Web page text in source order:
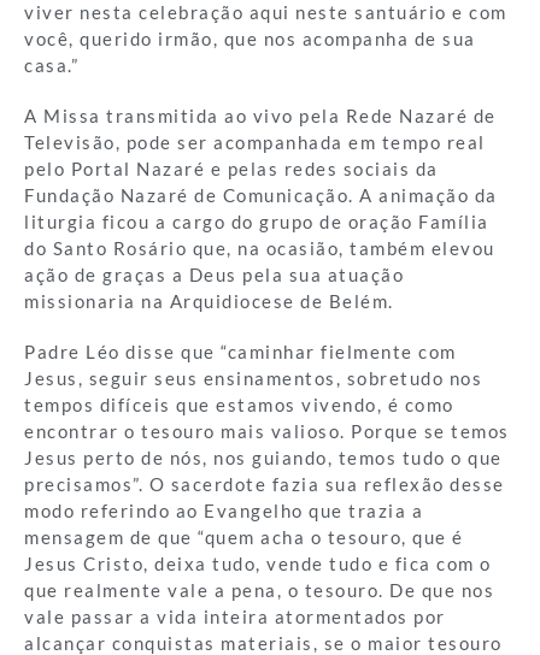
viver nesta celebração aqui neste santuário e com
você, querido irmão, que nos acompanha de sua
casa.”
A Missa transmitida ao vivo pela Rede Nazaré de
Televisão, pode ser acompanhada em tempo real
pelo Portal Nazaré e pelas redes sociais da
Fundação Nazaré de Comunicação. A animação da
liturgia ficou a cargo do grupo de oração Família
do Santo Rosário que, na ocasião, também elevou
ação de graças a Deus pela sua atuação
missionaria na Arquidiocese de Belém.
Padre Léo disse que “caminhar fielmente com
Jesus, seguir seus ensinamentos, sobretudo nos
tempos difíceis que estamos vivendo, é como
encontrar o tesouro mais valioso. Porque se temos
Jesus perto de nós, nos guiando, temos tudo o que
precisamos”. O sacerdote fazia sua reflexão desse
modo referindo ao Evangelho que trazia a
mensagem de que “quem acha o tesouro, que é
Jesus Cristo, deixa tudo, vende tudo e fica com o
que realmente vale a pena, o tesouro. De que nos
vale passar a vida inteira atormentados por
alcançar conquistas materiais, se o maior tesouro